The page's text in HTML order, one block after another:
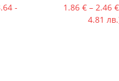
range: 1.86 € through 2.46
-
1.86 € – 2.46 €
4.81